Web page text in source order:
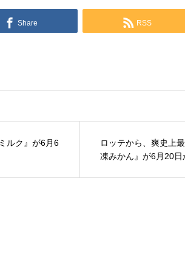
Share RSS
ルク』が6月6
ロッテから、爽史上
凍みかん』が6月20日